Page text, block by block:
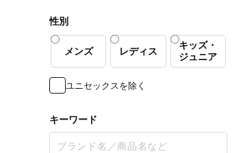
性別
メンズ レディス
キッズ・
ジュニア
ユニセックスを除く
キーワード